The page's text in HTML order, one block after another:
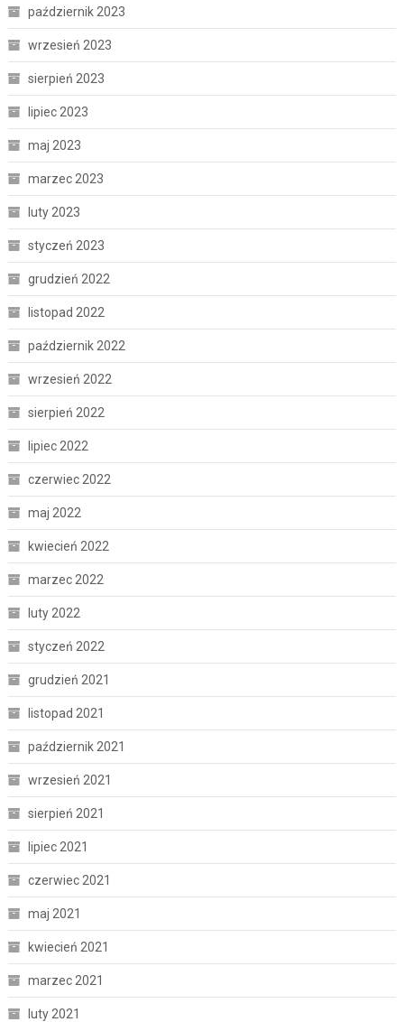
październik 2023
wrzesień 2023
sierpień 2023
lipiec 2023
maj 2023
marzec 2023
luty 2023
styczeń 2023
grudzień 2022
listopad 2022
październik 2022
wrzesień 2022
sierpień 2022
lipiec 2022
czerwiec 2022
maj 2022
kwiecień 2022
marzec 2022
luty 2022
styczeń 2022
grudzień 2021
listopad 2021
październik 2021
wrzesień 2021
sierpień 2021
lipiec 2021
czerwiec 2021
maj 2021
kwiecień 2021
marzec 2021
luty 2021